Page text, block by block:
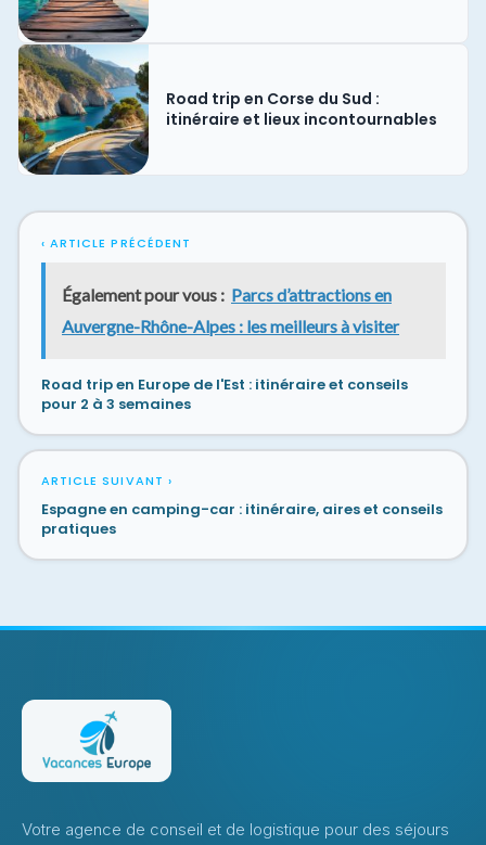
Road trip en Corse du Sud :
itinéraire et lieux incontournables
‹ ARTICLE PRÉCÉDENT
Également pour vous : Parcs d’attractions en
Auvergne-Rhône-Alpes : les meilleurs à visiter
Road trip en Europe de l'Est : itinéraire et conseils
pour 2 à 3 semaines
ARTICLE SUIVANT ›
Espagne en camping-car : itinéraire, aires et conseils
pratiques
Votre agence de conseil et de logistique pour des séjours